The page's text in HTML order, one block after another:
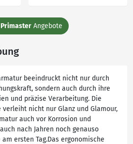
Primaster Angebote
beeindruckt nicht nur durch
sondern auch durch ihre
und präzise Verarbeitung. Die
nicht nur Glanz und Glamour,
auch vor Korrosion und
nach Jahren noch genauso
ersten Tag.Das ergonomische